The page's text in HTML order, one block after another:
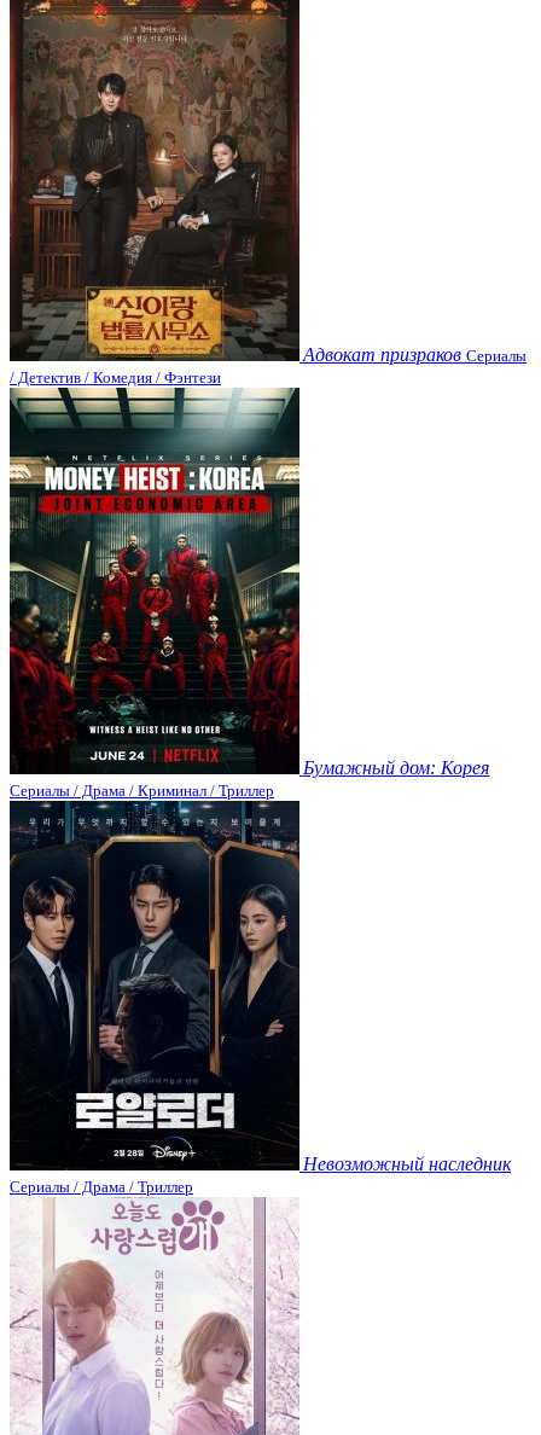
Адвокат призраков Сериалы
/ Детектив / Комедия / Фэнтези
Бумажный дом: Корея
Сериалы / Драма / Криминал / Триллер
Невозможный наследник
Сериалы / Драма / Триллер